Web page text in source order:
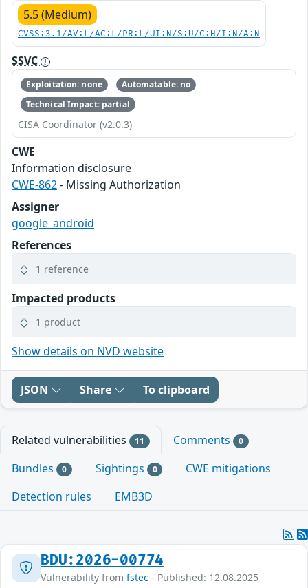
5.5 (Medium)
CVSS:3.1/AV:L/AC:L/PR:L/UI:N/S:U/C:H/I:N/A:N
SSVC
Exploitation: none
Automatable: no
Technical Impact: partial
CISA Coordinator (v2.0.3)
CWE
Information disclosure
CWE-862- Missing Authorization
Assigner
google_android
References
1 reference
Impacted products
1 product
Show details on NVD website
JSON Share To clipboard
Related vulnerabilities 11 Comments 0
Bundles 0 Sightings 0
CWE mitigations
Detection rules
EMB3D
BDU:2026-00774
Vulnerability from fstec - Published: 12.08.2025